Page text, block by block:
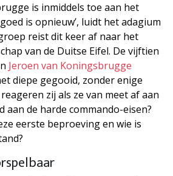
is inmiddels toe aan het
is opnieuw’, luidt het adagium
reist dit keer af naar het
van de Duitse Eifel. De vijftien
Jeroen van Koningsbrugge
diepe gegooid, zonder enige
zij als ze van meet af aan
de harde commando-eisen?
eerste beproeving en wie is